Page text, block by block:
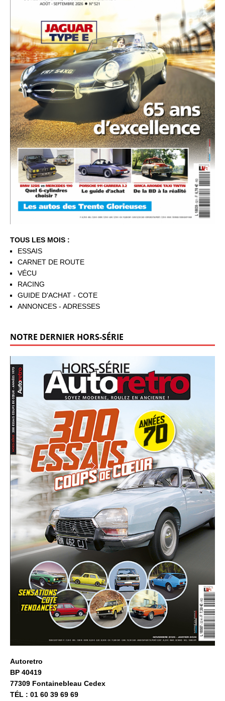
TOUS LES MOIS :
ESSAIS
CARNET DE ROUTE
VÉCU
RACING
GUIDE D'ACHAT - COTE
ANNONCES - ADRESSES
NOTRE DERNIER HORS-SÉRIE
Autoretro
BP 40419
77309 Fontainebleau Cedex
TÉL : 01 60 39 69 69